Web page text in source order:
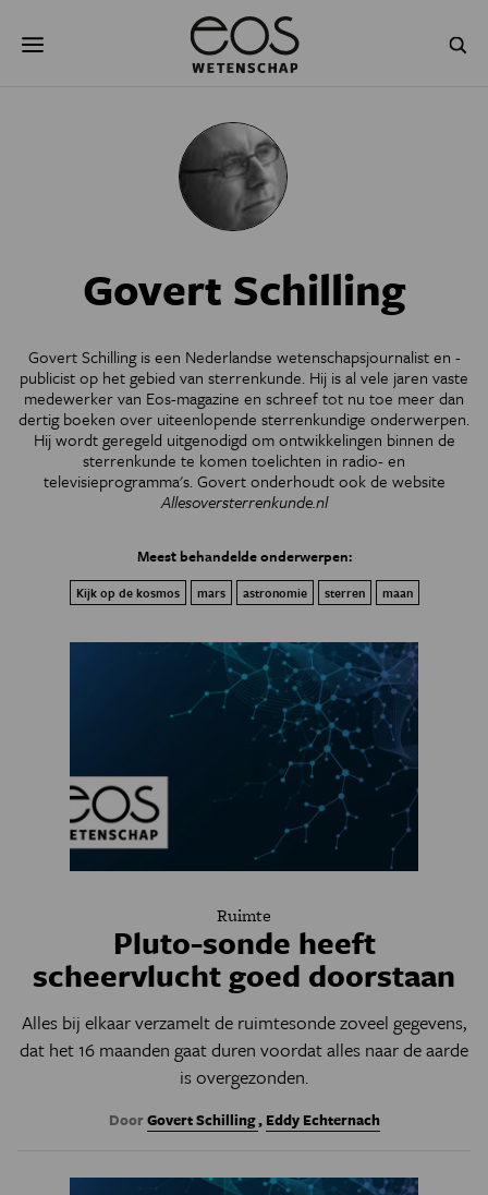
naar
NATUURWETENSCHAPPEN
PSYCHE & BREIN BLOGS
JONGE UITDAGERS
Govert Schilling
Govert Schilling is een Nederlandse wetenschapsjournalist en -
publicist op het gebied van sterrenkunde. Hij is al vele jaren vaste
medewerker van Eos-magazine en schreef tot nu toe meer dan
dertig boeken over uiteenlopende sterrenkundige onderwerpen.
Hij wordt geregeld uitgenodigd om ontwikkelingen binnen de
sterrenkunde te komen toelichten in radio- en
televisieprogramma's. Govert onderhoudt ook de website
Allesoversterrenkunde.nl
Meest behandelde onderwerpen:
Kijk op de kosmos mars astronomie sterren maan
Ruimte
Pluto-sonde heeft
scheervlucht goed doorstaan
Alles bij elkaar verzamelt de ruimtesonde zoveel gegevens,
dat het 16 maanden gaat duren voordat alles naar de aarde
is overgezonden.
DoorGovert Schilling, Eddy Echternach